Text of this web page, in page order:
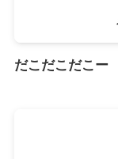
だこだこだこー